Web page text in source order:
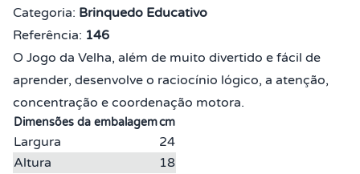
Categoria: Brinquedo Educativo
Referência: 146
O Jogo da Velha, além de muito divertido e fácil de
aprender, desenvolve o raciocínio lógico, a atenção,
concentração e coordenação motora.
Dimensões da embalagemcm
Largura
24
Altura
18